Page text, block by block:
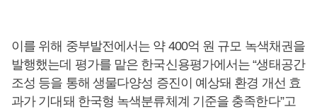
이를 위해 중부발전에서는 약 400억 원 규모 녹색채권을
발행했는데 평가를 맡은 한국신용평가에서는 “생태공간
조성 등을 통해 생물다양성 증진이 예상돼 환경 개선 효
과가 기대돼 한국형 녹색분류체계 기준을 충족한다”고